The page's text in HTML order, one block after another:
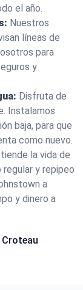
el año.
Nuestros
líneas de
para
y
Disfruta de
Instalamos
baja, para que
como nuevo.
la vida de
y repipeo
a
y dinero a
Croteau